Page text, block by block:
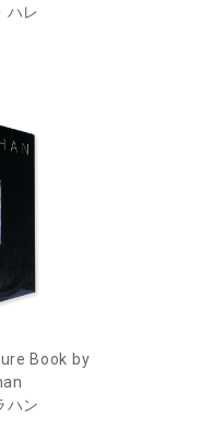
ハレ
Book by
ハン